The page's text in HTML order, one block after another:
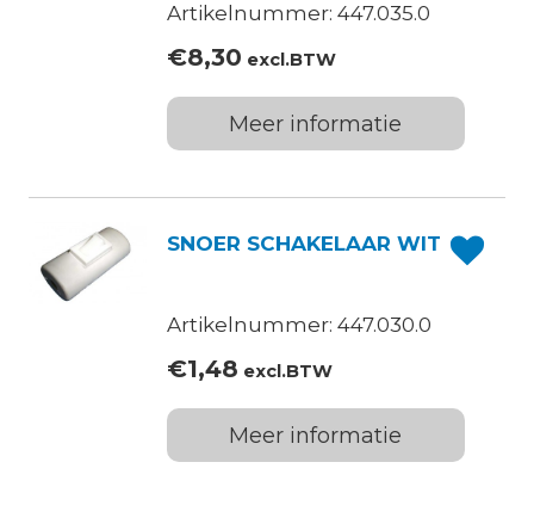
Artikelnummer: 447.035.0
€8,30 excl.BTW
Meer informatie
SNOER SCHAKELAAR WIT
Artikelnummer: 447.030.0
€1,48 excl.BTW
Meer informatie